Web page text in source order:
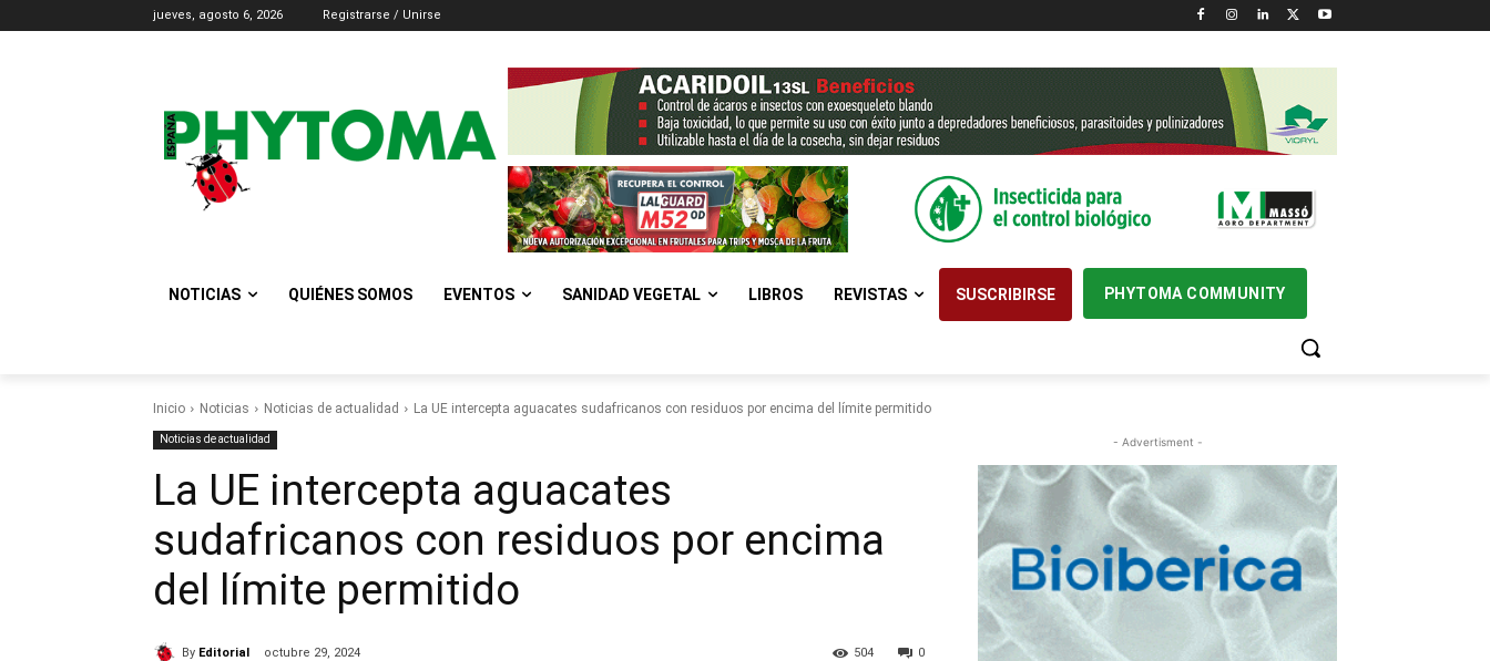
jueves, agosto 6, 2026 Registrarse / Unirse
NOTICIAS QUIÉNES SOMOS EVENTOS SANIDAD VEGETAL LIBROS REVISTAS SUSCRIBIRSE PHYTOMA COMMUNITY
Inicio Noticias Noticias de actualidad La UE intercepta aguacates sudafricanos con residuos por encima del límite permitido
Noticias de actualidad
La UE intercepta aguacates
sudafricanos con residuos por encima
del límite permitido
By Editorial octubre 29, 2024 0
504
- Advertisment -